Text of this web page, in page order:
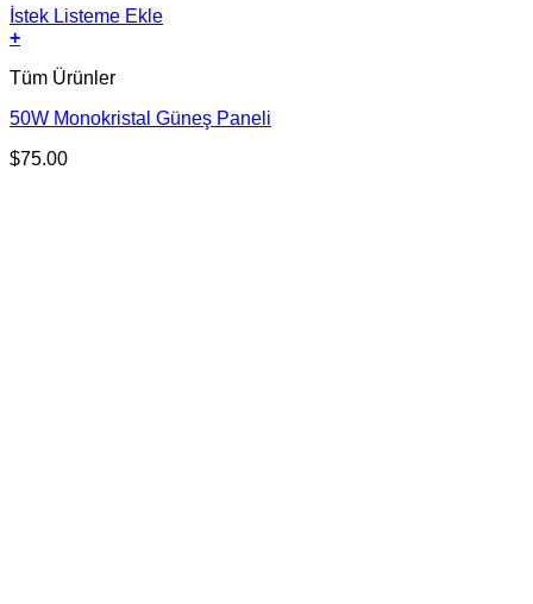
İstek Listeme Ekle
+
Tüm Ürünler
50W Monokristal Güneş Paneli
$75.00